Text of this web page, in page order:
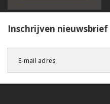
Inschrijven nieuwsbrief